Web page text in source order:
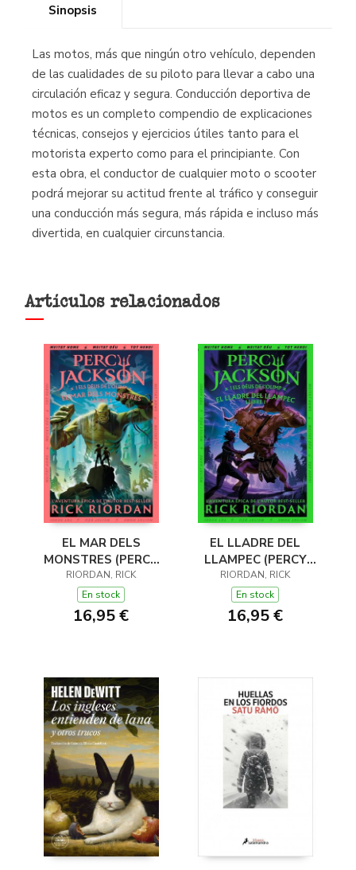
Sinopsis
Las motos, más que ningún otro vehículo, dependen
de las cualidades de su piloto para llevar a cabo una
circulación eficaz y segura. Conducción deportiva de
motos es un completo compendio de explicaciones
técnicas, consejos y ejercicios útiles tanto para el
motorista experto como para el principiante. Con
esta obra, el conductor de cualquier moto o scooter
podrá mejorar su actitud frente al tráfico y conseguir
una conducción más segura, más rápida e incluso más
divertida, en cualquier circunstancia.
Artículos relacionados
EL MAR DELS
MONSTRES (PERCY
JACKSON I ELS DÉUS
DE L'OLIMP 2)
RIORDAN, RICK
En stock
16,95 €
EL LLADRE DEL
LLAMPEC (PERCY
JACKSON I ELS DÉUS
DE L'OLIMP 1)
RIORDAN, RICK
En stock
16,95 €